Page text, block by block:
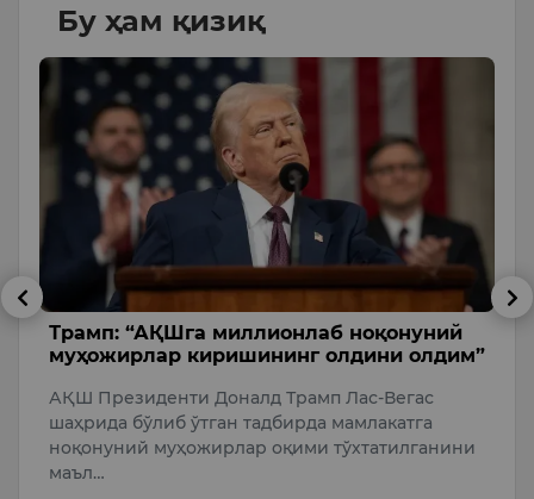
Бу ҳам қизиқ
Трамп: “АҚШга миллионлаб ноқонуний
муҳожирлар киришининг олдини олдим”
АҚШ Президенти Доналд Трамп Лас-Вегас
шаҳрида бўлиб ўтган тадбирда мамлакатга
ноқонуний муҳожирлар оқими тўхтатилганини
маъл…